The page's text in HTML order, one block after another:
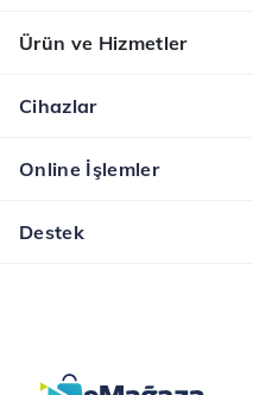
Ürün ve Hizmetler
Cihazlar
Online İşlemler
Destek